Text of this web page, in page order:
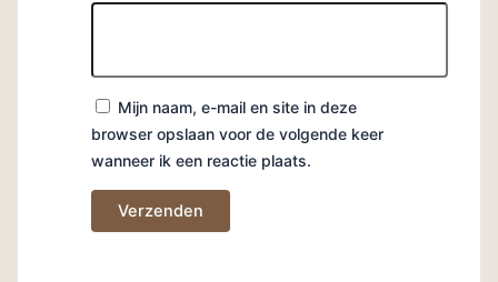
Mijn naam, e-mail en site in deze
browser opslaan voor de volgende keer
wanneer ik een reactie plaats.